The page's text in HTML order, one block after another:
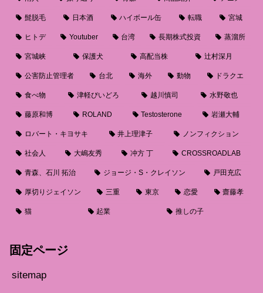
髭脱毛 日本酒 ハイボール缶 転職 宮城
ヒトデ Youtuber 台湾 長期株式投資 蒸溜所
宮城峡 保護犬 高配当株 辻村深月
公害防止管理者 台北 海外 動物 ドラクエ
食べ物 津軽びいどろ 越川慎司 水野敬也
藤原和博 ROLAND Testosterone 岩瀬大輔
ロバート・キヨサキ 井上理津子 ノンフィクション
社会人 大嶋友秀 冲方 丁 CROSSROADLAB
青森、石川 拓治 ジョージ・S・クレイソン 戸田充広
厚切りジェイソン 三重 東京 恋愛 齋藤孝
猫 起業 推しの子
固定ページ
sitemap